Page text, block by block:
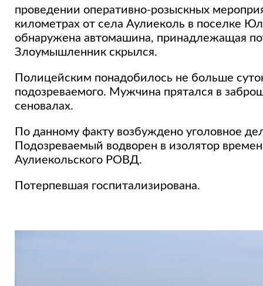
проведении оперативно-розыскных
километрах от села Аулиеколь в поселке
обнаружена автомашина, принадлежащая
Злоумышленник скрылся.
Полицейским понадобилось не больше
подозреваемого. Мужчина прятался в
сеновалах.
По данному факту возбуждено уголовное
Подозреваемый водворен в изолятор
Аулиекольского РОВД.
Потерпевшая госпитализирована.